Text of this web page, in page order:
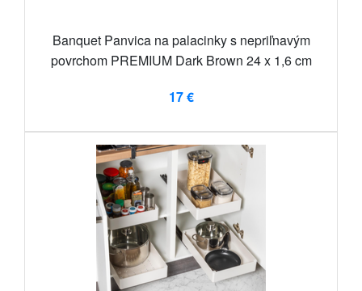
Banquet Panvica na palacinky s nepriľnavým
povrchom PREMIUM Dark Brown 24 x 1,6 cm
17 €